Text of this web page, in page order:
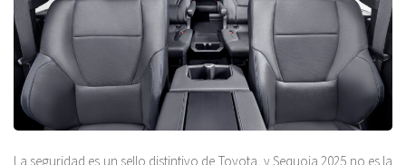
La seguridad es un sello distintivo de Toyota, y Sequoia 2025 no es la